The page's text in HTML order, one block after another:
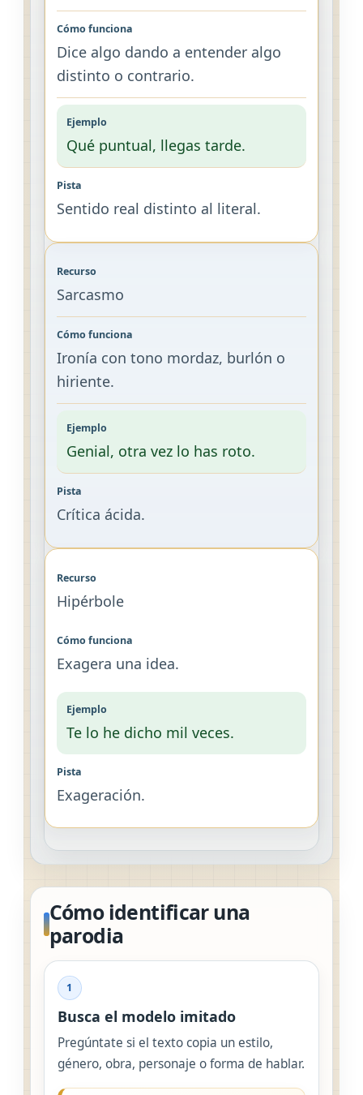
Dice algo dando a entender algo
distinto o contrario.
Qué puntual, llegas tarde.
Sentido real distinto al literal.
Sarcasmo
Ironía con tono mordaz, burlón o
hiriente.
Genial, otra vez lo has roto.
Crítica ácida.
Hipérbole
Exagera una idea.
Te lo he dicho mil veces.
Exageración.
Cómo identificar una
parodia
1
Busca el modelo imitado
Pregúntate si el texto copia un estilo,
género, obra, personaje o forma de hablar.